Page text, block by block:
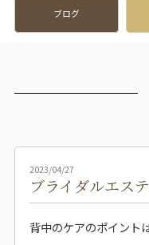
ブログ
2023/04/27
ブライダルエス
背中のケアのポイント